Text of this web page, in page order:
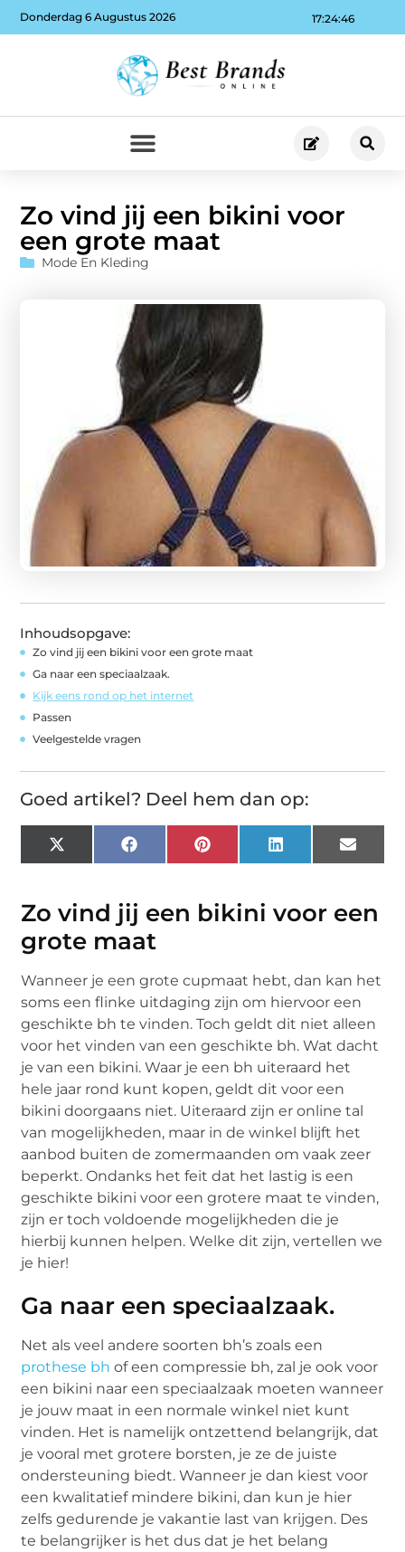
17:24:47
Donderdag 6 Augustus 2026
Zo vind jij een bikini voor
een grote maat
Mode En Kleding
Inhoudsopgave:
Zo vind jij een bikini voor een grote maat
Ga naar een speciaalzaak.
Kijk eens rond op het internet
Passen
Veelgestelde vragen
Goed artikel? Deel hem dan op:
X
(Twitter)
FacebookPinterest LinkedIn Email
Zo vind jij een bikini voor een
grote maat
Wanneer je een grote cupmaat hebt, dan kan het
soms een flinke uitdaging zijn om hiervoor een
geschikte bh te vinden. Toch geldt dit niet alleen
voor het vinden van een geschikte bh. Wat dacht
je van een bikini. Waar je een bh uiteraard het
hele jaar rond kunt kopen, geldt dit voor een
bikini doorgaans niet. Uiteraard zijn er online tal
van mogelijkheden, maar in de winkel blijft het
aanbod buiten de zomermaanden om vaak zeer
beperkt. Ondanks het feit dat het lastig is een
geschikte bikini voor een grotere maat te vinden,
zijn er toch voldoende mogelijkheden die je
hierbij kunnen helpen. Welke dit zijn, vertellen we
je hier!
Ga naar een speciaalzaak.
Net als veel andere soorten bh’s zoals een
prothese bh of een compressie bh, zal je ook voor
een bikini naar een speciaalzaak moeten wanneer
je jouw maat in een normale winkel niet kunt
vinden. Het is namelijk ontzettend belangrijk, dat
je vooral met grotere borsten, je ze de juiste
ondersteuning biedt. Wanneer je dan kiest voor
een kwalitatief mindere bikini, dan kun je hier
zelfs gedurende je vakantie last van krijgen. Des
te belangrijker is het dus dat je het belang